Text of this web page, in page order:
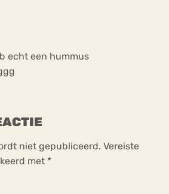
echt een hummus
niet gepubliceerd. Vereiste
met *